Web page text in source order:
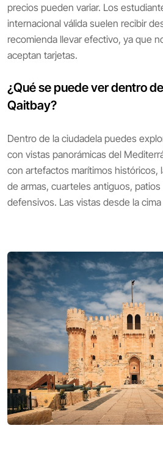
precios pueden variar. Los
internacional válida suelen recibir
recomienda llevar efectivo, ya que
aceptan tarjetas.
¿Qué se puede ver dentro
Qaitbay?
Dentro de la ciudadela puedes
con vistas panorámicas del
con artefactos marítimos históricos,
de armas, cuarteles antiguos,
defensivos. Las vistas desde la